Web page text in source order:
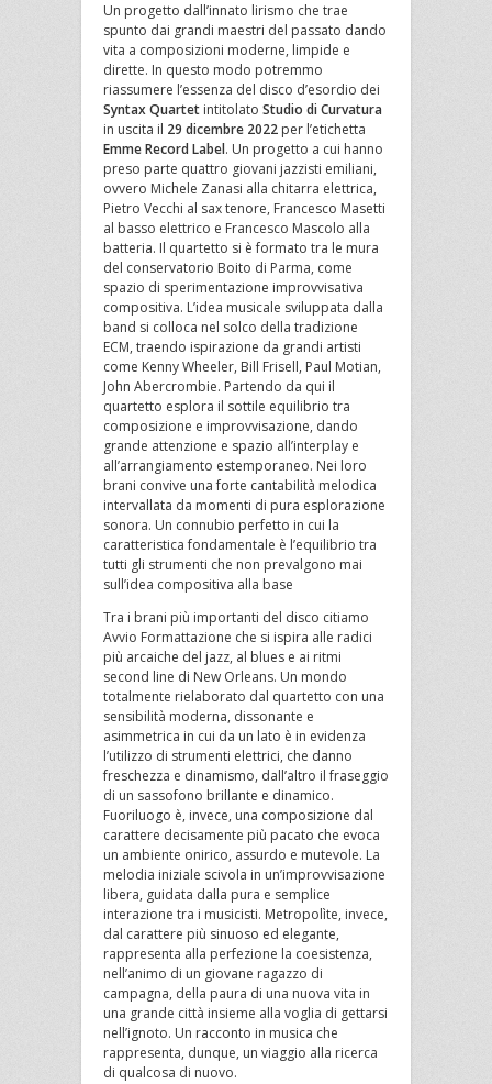
Un progetto dall’innato lirismo che trae
spunto dai grandi maestri del passato dando
vita a composizioni moderne, limpide e
dirette. In questo modo potremmo
riassumere l’essenza del disco d’esordio dei
Syntax Quartet intitolato Studio di Curvatura
in uscita il 29 dicembre 2022 per l’etichetta
Emme Record Label. Un progetto a cui hanno
preso parte quattro giovani jazzisti emiliani,
ovvero Michele Zanasi alla chitarra elettrica,
Pietro Vecchi al sax tenore, Francesco Masetti
al basso elettrico e Francesco Mascolo alla
batteria. Il quartetto si è formato tra le mura
del conservatorio Boito di Parma, come
spazio di sperimentazione improvvisativa
compositiva. L’idea musicale sviluppata dalla
band si colloca nel solco della tradizione
ECM, traendo ispirazione da grandi artisti
come Kenny Wheeler, Bill Frisell, Paul Motian,
John Abercrombie. Partendo da qui il
quartetto esplora il sottile equilibrio tra
composizione e improvvisazione, dando
grande attenzione e spazio all’interplay e
all’arrangiamento estemporaneo. Nei loro
brani convive una forte cantabilità melodica
intervallata da momenti di pura esplorazione
sonora. Un connubio perfetto in cui la
caratteristica fondamentale è l’equilibrio tra
tutti gli strumenti che non prevalgono mai
sull’idea compositiva alla base
Tra i brani più importanti del disco citiamo
Avvio Formattazione che si ispira alle radici
più arcaiche del jazz, al blues e ai ritmi
second line di New Orleans. Un mondo
totalmente rielaborato dal quartetto con una
sensibilità moderna, dissonante e
asimmetrica in cui da un lato è in evidenza
l’utilizzo di strumenti elettrici, che danno
freschezza e dinamismo, dall’altro il fraseggio
di un sassofono brillante e dinamico.
Fuoriluogo è, invece, una composizione dal
carattere decisamente più pacato che evoca
un ambiente onirico, assurdo e mutevole. La
melodia iniziale scivola in un’improvvisazione
libera, guidata dalla pura e semplice
interazione tra i musicisti. Metropolìte, invece,
dal carattere più sinuoso ed elegante,
rappresenta alla perfezione la coesistenza,
nell’animo di un giovane ragazzo di
campagna, della paura di una nuova vita in
una grande città insieme alla voglia di gettarsi
nell’ignoto. Un racconto in musica che
rappresenta, dunque, un viaggio alla ricerca
di qualcosa di nuovo.